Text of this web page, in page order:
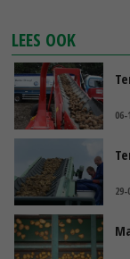
LEES OOK
06-
29-